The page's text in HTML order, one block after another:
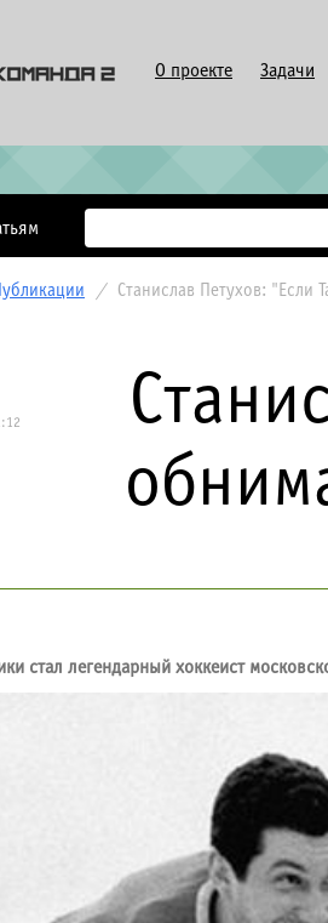
О проекте Задачи
Публикации / Станислав Петухов: "Если
стал легендарный хоккеист